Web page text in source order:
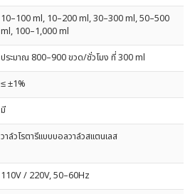
10–100 ml, 10–200 ml, 30–300 ml, 50–500
ml, 100–1,000 ml
ประมาณ 800–900 ขวด/ชั่วโมง ที่ 300 ml
≤ ±1%
มี
วาล์วโรตารีแบบบอลวาล์วสแตนเลส
110V / 220V, 50–60Hz